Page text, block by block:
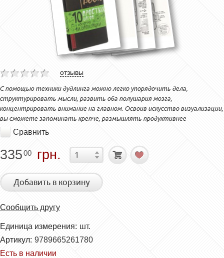
отзывы
С помощью техники дудлинга можно легко упорядочить дела,
структурировать мысли, развить оба полушария мозга,
концентрировать внимание на главном. Освоив искусство визуализации,
вы сможете запоминать крепче, размышлять продуктивнее
Сравнить
33500 грн.
Добавить в корзину
Сообщить другу
Единица измерения: шт.
Артикул: 9789665261780
Есть в наличии